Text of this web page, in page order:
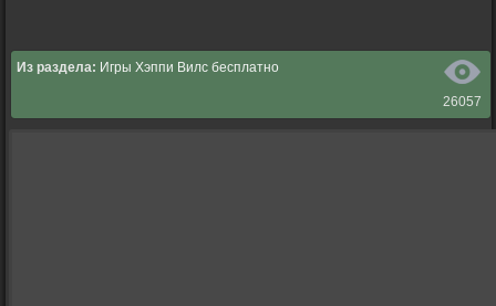
26057
Из раздела: Игры Хэппи Вилс бесплатно